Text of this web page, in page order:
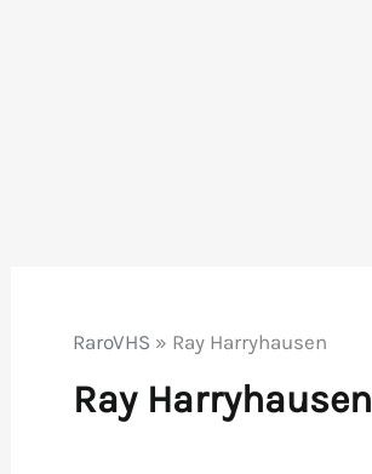
RaroVHS » Ray Harryhausen
Ray Harryhausen